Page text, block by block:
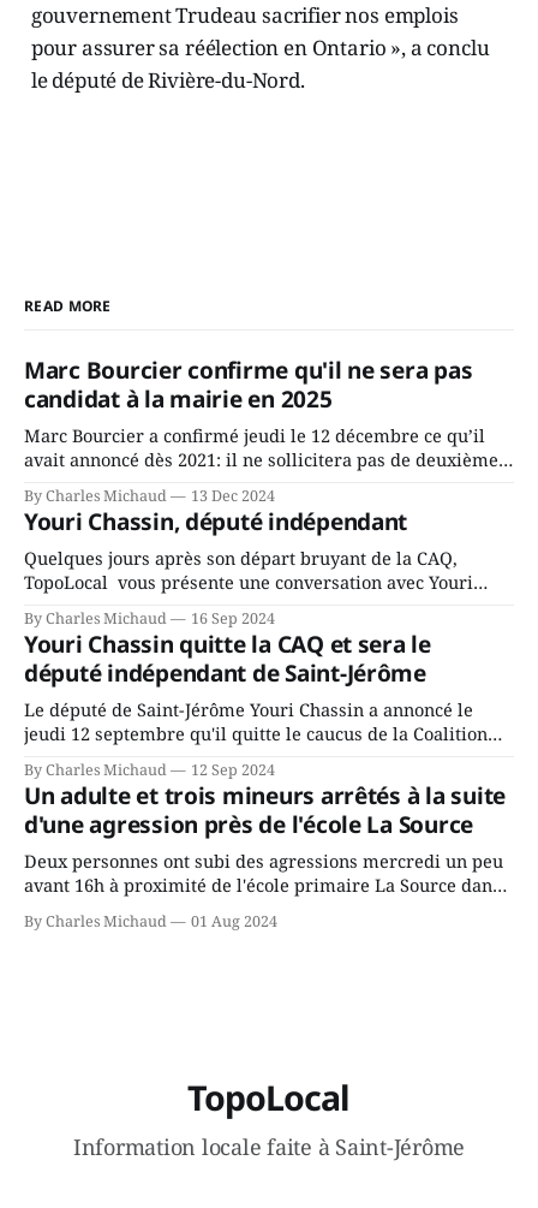
gouvernement Trudeau sacrifier nos emplois
pour assurer sa réélection en Ontario », a conclu
le député de Rivière-du-Nord.
READ MORE
Marc Bourcier confirme qu'il ne sera pas
candidat à la mairie en 2025
Marc Bourcier a confirmé jeudi le 12 décembre ce qu’il
avait annoncé dès 2021: il ne sollicitera pas de deuxième
mandat à titre de maire de Saint-Jérôme. Bourcier en a
fait l’annonce en s’adressant aux employés de la ville,
rassemblés en soirée pour leur traditionnel souper
By Charles Michaud 13 Dec 2024
Youri Chassin, député indépendant
Quelques jours après son départ bruyant de la CAQ,
TopoLocal vous présente une conversation avec Youri
Chassin. Nous avons causé de sa décision. Y songeait-il
depuis longtemps? Sera-t-il candidat indépendant dans 2
ans? Joindrait-il un autre parti, par exemple les
conservateurs d’Éric Duhaime? Que lui
By Charles Michaud 16 Sep 2024
Youri Chassin quitte la CAQ et sera le
député indépendant de Saint-Jérôme
Le député de Saint-Jérôme Youri Chassin a annoncé le
jeudi 12 septembre qu'il quitte le caucus de la Coalition
Avenir Québec de François Legault parce qu'il est déçu du
gouvernement de la CAQ, surtout de son incapacité, qu'il
juge chronique, à offrir des
By Charles Michaud 12 Sep 2024
Un adulte et trois mineurs arrêtés à la suite
d'une agression près de l'école La Source
Deux personnes ont subi des agressions mercredi un peu
avant 16h à proximité de l'école primaire La Source dans
le secteur Bellefeuille de Saint-Jérôme. L'une de deux
victimes aurait été écrasée sous un véhicule et aspergée
By Charles Michaud 01 Aug 2024
TopoLocal
Information locale faite à Saint-Jérôme